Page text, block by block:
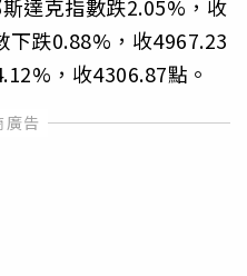
達克指數跌2.05%，收
下跌0.88%，收4967.23
，收4306.87點。